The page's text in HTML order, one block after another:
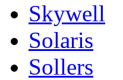
Skywell
Solaris
Sollers